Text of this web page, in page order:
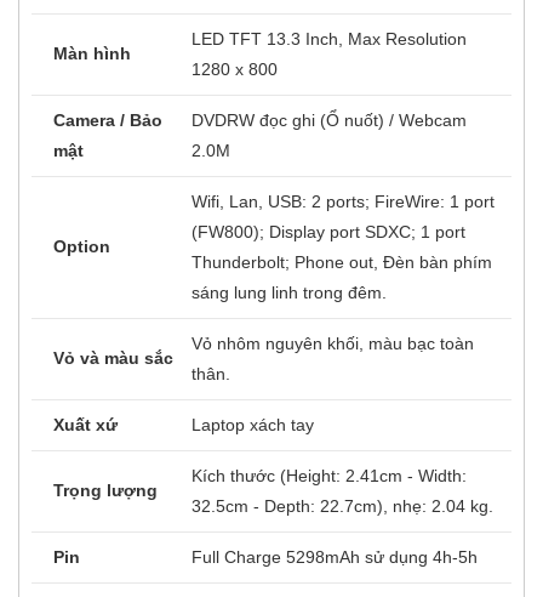
Màn hình
LED TFT 13.3 Inch, Max Resolution
1280 x 800
Camera / Bảo
mật
DVDRW đọc ghi (Ổ nuốt) / Webcam
2.0M
Option
Wifi, Lan, USB: 2 ports; FireWire: 1 port
(FW800); Display port SDXC; 1 port
Thunderbolt; Phone out, Đèn bàn phím
sáng lung linh trong đêm.
Vỏ và màu sắc
Vỏ nhôm nguyên khối, màu bạc toàn
thân.
Xuất xứ Laptop xách tay
Trọng lượng
Kích thước (Height: 2.41cm - Width:
32.5cm - Depth: 22.7cm), nhẹ: 2.04 kg.
Pin Full Charge 5298mAh sử dụng 4h-5h